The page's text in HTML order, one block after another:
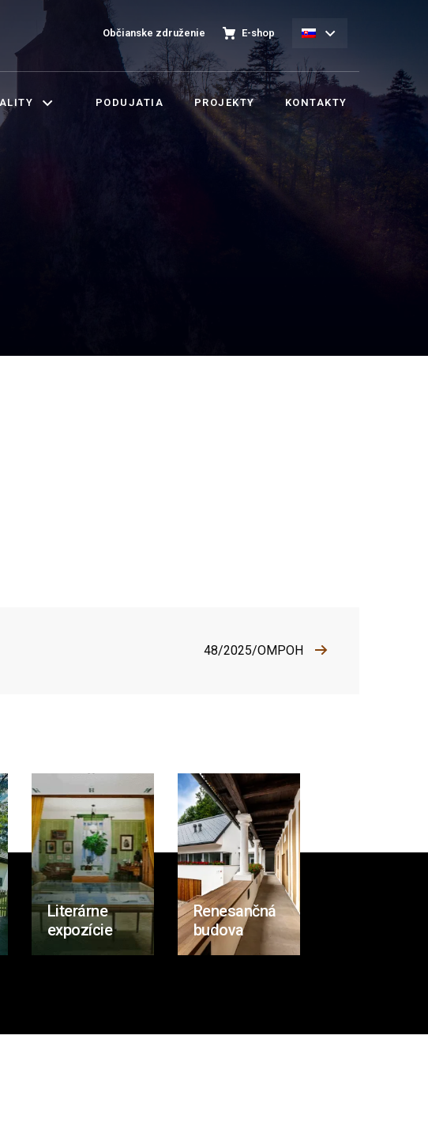
Občianske združenie E-shop
PODUJATIA PROJEKTY KONTAKTY
48/2025/OMPOH
Literárne
expozície
Renesančná
budova